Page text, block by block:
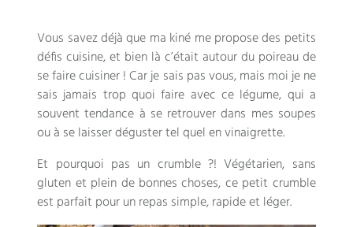
Vous savez déjà que ma kiné me propose des petits
défis cuisine,et bien là c’était autour du poireau de
se faire cuisiner!Car je sais pas vous,mais moi je ne
sais jamais trop quoi faire avec ce légume, qui a
souvent tendance à se retrouver dans mes soupes
ou à se laisser déguster tel quel en vinaigrette.
Et pourquoi pas un crumble?!Végétarien, sans
gluten et plein de bonnes choses, ce petit crumble
est parfait pour un repas simple,rapide et léger.